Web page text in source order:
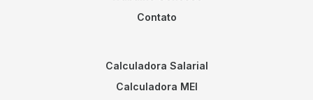
Contato
Calculadora Salarial
Calculadora MEI